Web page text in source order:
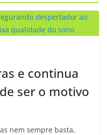
e continua
ser o motivo
nem sempre basta,